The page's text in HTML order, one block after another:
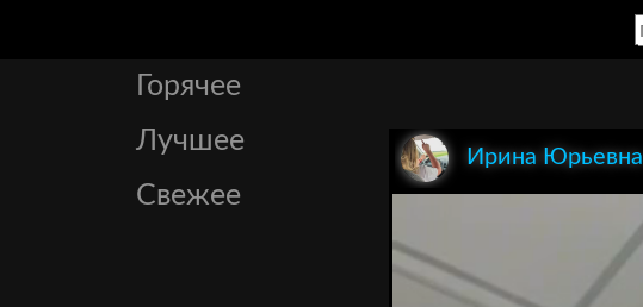
Горячее
Лучшее
Свежее
Ирина Юрьевна